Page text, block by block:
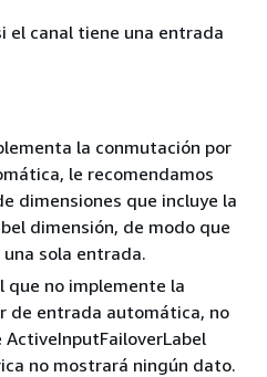
el canal tiene una entrada
la conmutación por
le recomendamos
dimensiones que incluye la
dimensión, de modo que
sola entrada.
que no implemente la
de entrada automática, no
no mostrará ningún dato.